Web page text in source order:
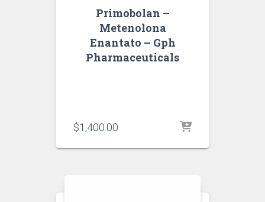
Primobolan –
Metenolona
Enantato – Gph
Pharmaceuticals
$1,400.00